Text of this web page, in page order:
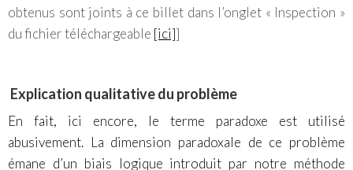
obtenus sont joints à ce billet dans l’onglet « Inspection »
du fichier téléchargeable [ici]]
Explication qualitative du problème
En fait, ici encore, le terme paradoxe est utilisé
abusivement. La dimension paradoxale de ce problème
émane d’un biais logique introduit par notre méthode